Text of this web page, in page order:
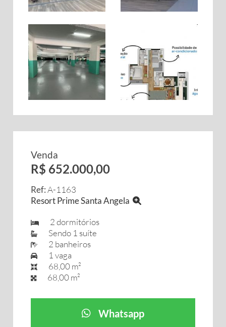
Venda
R$ 652.000,00
Ref:A-1163
Resort Prime Santa Angela
2 dormitórios
Sendo 1 suíte
2 banheiros
1 vaga
68,00 m²
68,00 m²
Whatsapp